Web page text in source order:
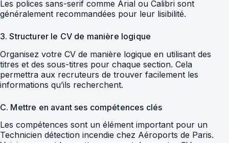
Les polices sans-serif comme Arial ou Calibri sont
généralement recommandées pour leur lisibilité.
3. Structurer le CV de manière logique
Organisez votre CV de manière logique en utilisant des
titres et des sous-titres pour chaque section. Cela
permettra aux recruteurs de trouver facilement les
informations qu’ils recherchent.
C. Mettre en avant ses compétences clés
Les compétences sont un élément important pour un
Technicien détection incendie chez Aéroports de Paris.